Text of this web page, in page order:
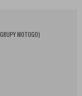
MOTOGO)